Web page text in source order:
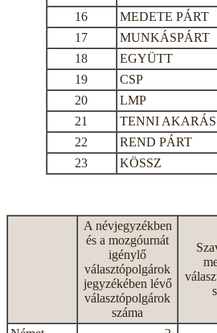
16
MEDETE PÁRT
17
MUNKÁSPÁRT
18
EGYÜTT
19
CSP
20
LMP
21
TENNI
22
REND PÁRT
23
KÖSSZ
A névjegyzékben
és a mozgóurnát
igénylő
választópolgárok
jegyzékében lévő
választópolgárok
száma